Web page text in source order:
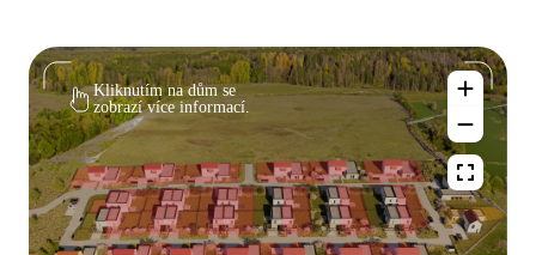
Kliknutím na dům se
zobrazí více informací.